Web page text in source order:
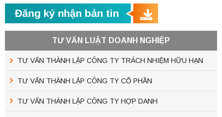
Đăng ký nhận bản tin
TƯ VẤN LUẬT DOANH NGHIỆP
TƯ VẤN THÀNH LẬP CÔNG TY TRÁCH NHIỆM HỮU HẠN
TƯ VẤN THÀNH LẬP CÔNG TY CỔ PHẦN
TƯ VẤN THÀNH LẬP CÔNG TY HỢP DANH